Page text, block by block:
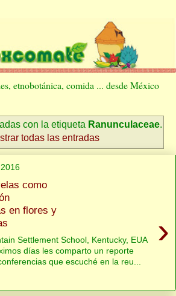
etnobotánica, comida ... desde México
con la etiqueta Ranunculaceae.
todas las entradas
como
en flores y
›
Settlement School, Kentucky, EUA
días les comparto un reporte
que escuché en la reu...